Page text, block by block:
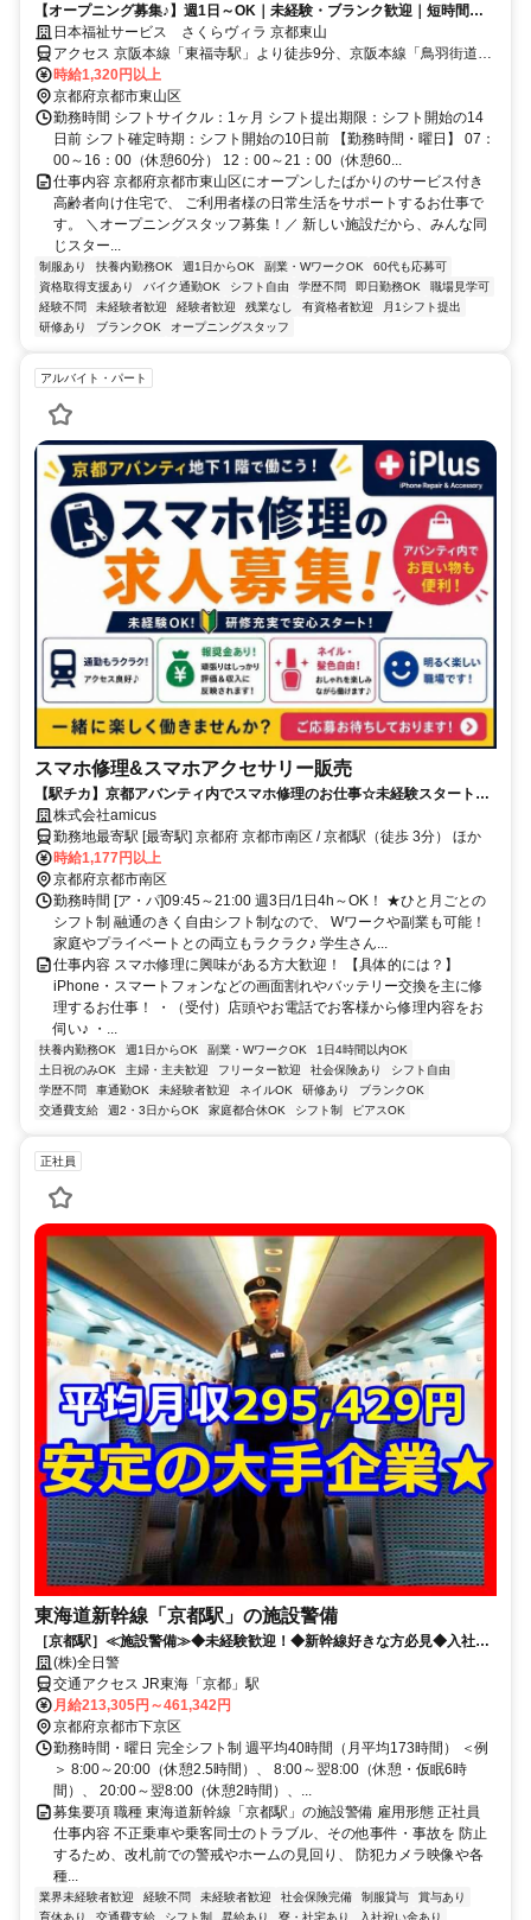
【オープニング募集♪】週1日～OK｜未経験・ブランク歓迎｜短時間勤
務も相談OK｜入社祝い金最大10万円｜家庭や子育てと両立しやすい介
護スタッフ
日本福祉サービス さくらヴィラ 京都東山
アクセス 京阪本線「東福寺駅」より徒歩9分、京阪本線「鳥羽街道
駅」より車で5分、京阪本線「七条駅」より車で5分 ※バイク通勤OK
時給1,320円以上
京都府京都市東山区
勤務時間 シフトサイクル：1ヶ月 シフト提出期限：シフト開始の14
日前 シフト確定時期：シフト開始の10日前 【勤務時間・曜日】 07：
00～16：00（休憩60分） 12：00～21：00（休憩60...
仕事内容 京都府京都市東山区にオープンしたばかりのサービス付き
高齢者向け住宅で、 ご利用者様の日常生活をサポートするお仕事で
す。 ＼オープニングスタッフ募集！／ 新しい施設だから、みんな同
じスター...
制服あり 扶養内勤務OK 週1日からOK 副業・WワークOK
60代も応募可
資格取得支援あり
バイク通勤OK シフト自由 学歴不問 即日勤務OK
職場見学可
経験不問
未経験者歓迎 経験者歓迎 残業なし 有資格者歓迎
月1シフト提出
研修あり
ブランクOK オープニングスタッフ
アルバイト・パート
スマホ修理&スマホアクセサリー販売
【駅チカ】京都アバンティ内でスマホ修理のお仕事☆未経験スタート歓
迎☆1～3ヶ月でiPhone修理のプロに☆丁寧な技術研修ありで安心！週3
日～！作業はプラモデル感覚で楽しい♪目標達成したら全員に報奨金支給
あり！
株式会社amicus
勤務地最寄駅 [最寄駅] 京都府 京都市南区 / 京都駅（徒歩 3分） ほか
時給1,177円以上
京都府京都市南区
勤務時間 [ア・パ]09:45～21:00 週3日/1日4h～OK！ ★ひと月ごとの
シフト制 融通のきく自由シフト制なので、 Wワークや副業も可能！
家庭やプライベートとの両立もラクラク♪ 学生さん...
仕事内容 スマホ修理に興味がある方大歓迎！ 【具体的には？】
iPhone・スマートフォンなどの画面割れやバッテリー交換を主に修
理するお仕事！ ・（受付）店頭やお電話でお客様から修理内容をお
伺い♪ ・...
扶養内勤務OK 週1日からOK 副業・WワークOK
1日4時間以内OK
土日祝のみOK
主婦・主夫歓迎 フリーター歓迎 社会保険あり
シフト自由
学歴不問
車通勤OK 未経験者歓迎 ネイルOK 研修あり
ブランクOK
交通費支給
週2・3日からOK 家庭都合休OK シフト制 ピアスOK
正社員
東海道新幹線「京都駅」の施設警備
［京都駅］≪施設警備≫◆未経験歓迎！◆新幹線好きな方必見◆入社祝
金最大10万円◆
(株)全日警
交通アクセス JR東海「京都」駅
月給213,305円～461,342円
京都府京都市下京区
勤務時間・曜日 完全シフト制 週平均40時間（月平均173時間） ＜例
＞ 8:00～20:00（休憩2.5時間）、 8:00～翌8:00（休憩・仮眠6時
間）、 20:00～翌8:00（休憩2時間）、...
募集要項 職種 東海道新幹線「京都駅」の施設警備 雇用形態 正社員
仕事内容 不正乗車や乗客同士のトラブル、その他事件・事故を 防止
するため、改札前での警戒やホームの見回り、 防犯カメラ映像や各
種...
業界未経験者歓迎 経験不問 未経験者歓迎 社会保険完備 制服貸与
賞与あり
育休あり
交通費支給 シフト制 昇給あり 寮・社宅あり 入社祝い金あり